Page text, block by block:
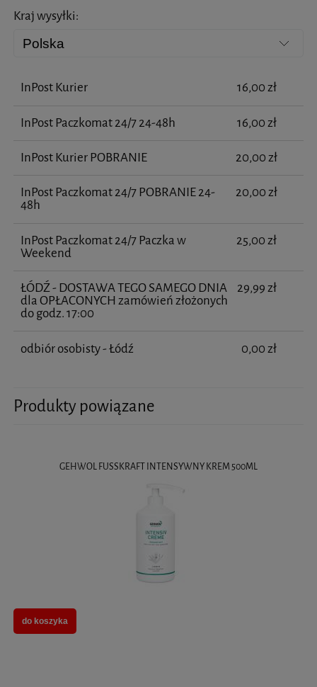
Kraj wysyłki:
InPost Kurier 16,00 zł
InPost Paczkomat 24/7 24-48h 16,00 zł
InPost Kurier POBRANIE 20,00 zł
InPost Paczkomat 24/7 POBRANIE 24-
48h
20,00 zł
InPost Paczkomat 24/7 Paczka w
Weekend
25,00 zł
ŁÓDŹ - DOSTAWA TEGO SAMEGO DNIA
dla OPŁACONYCH zamówień złożonych
do godz. 17:00
29,99 zł
odbiór osobisty - Łódź 0,00 zł
Produkty powiązane
GEHWOL FUSSKRAFT INTENSYWNY KREM 500ML
do koszyka